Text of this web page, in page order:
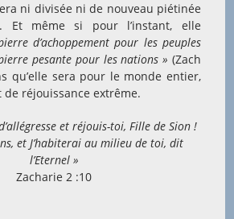
ni divisée ni de nouveau piétinée
Et même si pour l’instant, elle
d’achoppement pour les peuples
pesante pour les nations » (Zach
qu’elle sera pour le monde entier,
réjouissance extrême.
et réjouis-toi, Fille de Sion !
et J’habiterai au milieu de toi, dit
l’Eternel »
Zacharie 2 :10